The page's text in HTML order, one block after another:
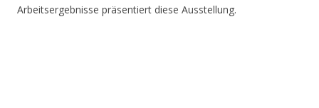
Arbeitsergebnisse präsentiert diese Ausstellung.